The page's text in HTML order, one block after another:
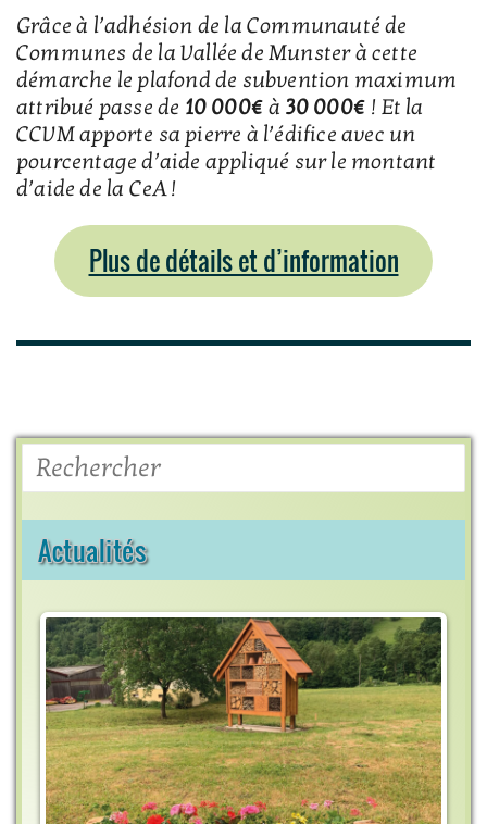
Grâce à l’adhésion de la Communauté de
Communes de la Vallée de Munster à cette
démarche le plafond de subvention maximum
attribué passe de 10 000€ à 30 000€ ! Et la
CCVM apporte sa pierre à l’édifice avec un
pourcentage d’aide appliqué sur le montant
d’aide de la CeA !
Plus de détails et d’information
Rechercher
Actualités